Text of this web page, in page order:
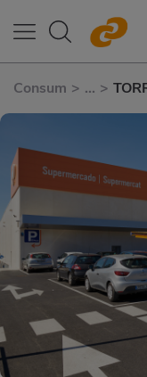
Consum > ... >